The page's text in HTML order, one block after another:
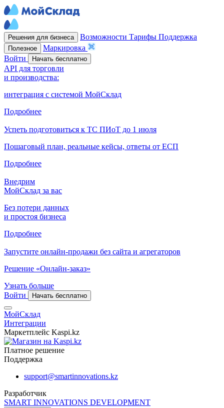
Решения для бизнеса Возможности Тарифы Поддержка
Полезное
Маркировка
Войти
Начать бесплатно
API для торговли
и производства:
интеграция с системой МойСклад
Подробнее
Успеть подготовиться к ТС ПИоТ до 1 июля
Пошаговый план, реальные кейсы, ответы от ЕСП
Подробнее
Внедрим
МойСклад за вас
Без потери данных
и простоя бизнеса
Подробнее
Запустите онлайн-продажи без сайта и агрегаторов
Решение «Онлайн-заказ»
Узнать больше
Войти
Начать бесплатно
МойСклад
Интеграции
Маркетплейс Kaspi.kz
Платное решение
Поддержка
support@smartinnovations.kz
Разработчик
SMART INNOVATIONS DEVELOPMENT